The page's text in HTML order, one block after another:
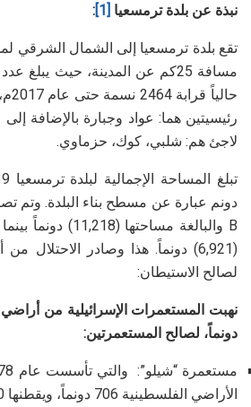
نبذة عن بلدة ترمسعيا :
تقع بلدة ترمسعيا إلى الشمال الشرقي
مسافة 25كم عن المدينة، حيث يبلغ
رئيسيتين هما: عواد وجبارة بالإضافة
لاجئ هم: شلبي، كوك، حزماوي.
دونم عبارة عن مسطح بناء البلدة. وتم
(6,921) دونماً. هذا وصادر
لصالح الاستيطان:
دونماً، لصالح المستعمرتين:
الأراضي الفلسطينية 706 دونماً، ويقطنها 1,810 مستعمراً.